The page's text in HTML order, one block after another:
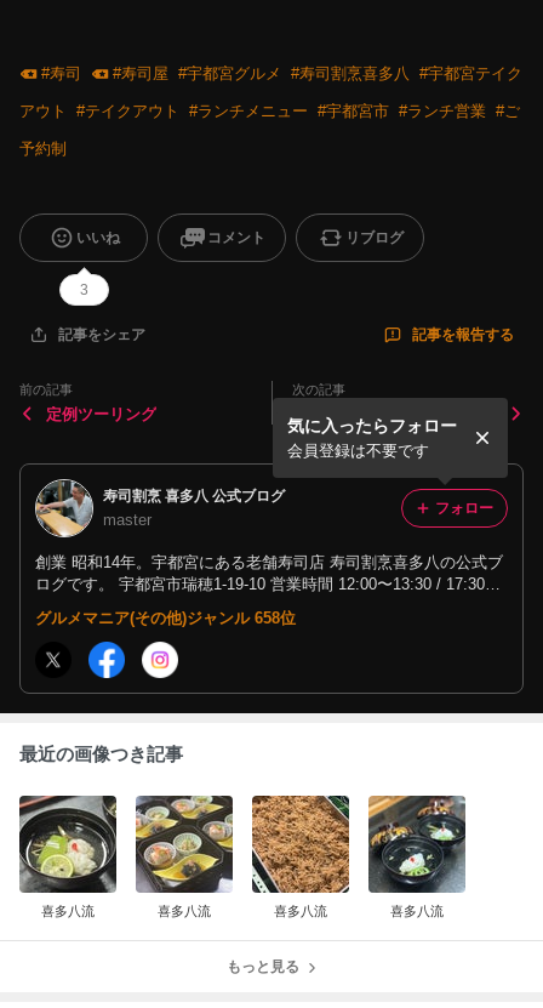
#寿司 #寿司屋 #宇都宮グルメ #寿司割烹喜多八 #宇都宮テイク
アウト #テイクアウト #ランチメニュー #宇都宮市 #ランチ営業 #ご
予約制
いいね
3
コメント リブログ
記事をシェア 記事を報告する
前の記事
定例ツーリング
次の記事
寿司割烹 喜多八 公式ブログ
master
創業 昭和14年。宇都宮にある老舗寿司店 寿司割烹喜多八の公式ブ
ログです。 宇都宮市瑞穂1-19-10 営業時間 12:00〜13:30 / 17:30〜
21:00（ラストオーダー） 毎週水曜日定休 ☎︎028-656-4611 寿司割
烹 喜多八 HP http://www.kitahachisushi.com/
気に入ったらフォロー
会員登録は不要です
フォロー
グルメマニア(その他)ジャンル 658位
最近の画像つき記事
喜多八流 喜多八流 喜多八流 喜多八流
もっと見る